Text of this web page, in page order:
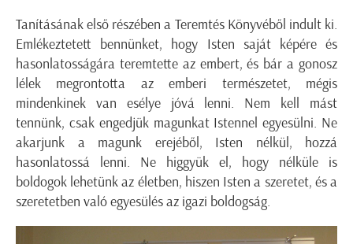
Tanításának első részében a Teremtés Könyvéből indult ki.
Emlékeztetett bennünket, hogy Isten saját képére és
hasonlatosságára teremtette az embert, és bár a gonosz
lélek megrontotta az emberi természetet, mégis
mindenkinek van esélye jóvá lenni. Nem kell mást
tennünk, csak engedjük magunkat Istennel egyesülni. Ne
akarjunk a magunk erejéből, Isten nélkül, hozzá
hasonlatossá lenni. Ne higgyük el, hogy nélküle is
boldogok lehetünk az életben, hiszen Isten a szeretet, és a
szeretetben való egyesülés az igazi boldogság.